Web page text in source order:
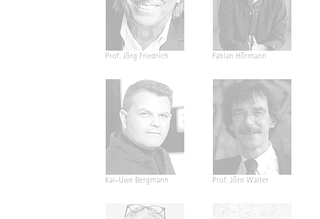
Prof. Jörg Friedrich Fabian Hörmann
Kai-Uwe Bergmann Prof. Jörn Walter